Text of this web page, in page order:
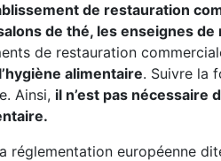
de restauration
de thé, les enseignes
de restauration
alimentaire. Suivre la
Ainsi, il n’est pas nécessaire
réglementation européenne